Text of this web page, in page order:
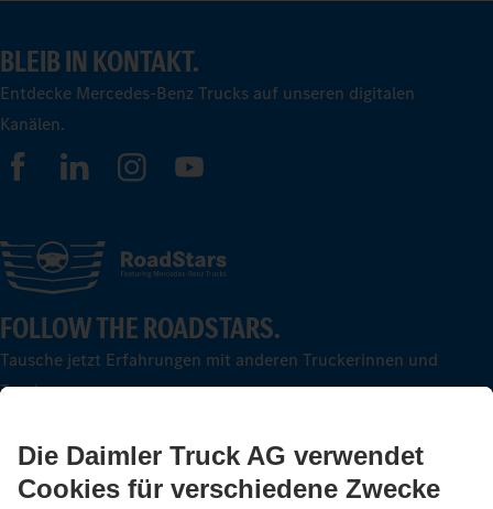
BLEIB IN KONTAKT.
Entdecke Mercedes-Benz Trucks auf unseren digitalen
Kanälen.
FOLLOW THE ROADSTARS.
Tausche jetzt Erfahrungen mit anderen Truckerinnen und
Truckern aus.
Steig ein